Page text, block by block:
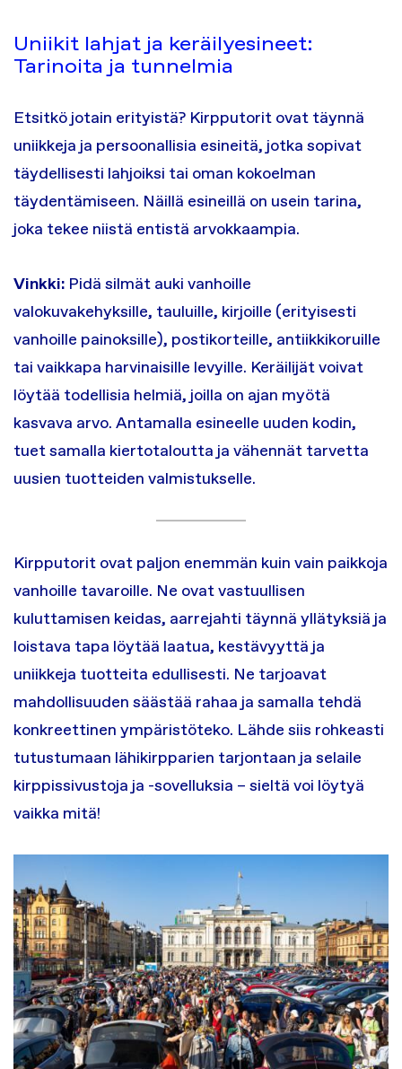
Uniikit lahjat ja keräilyesineet:
Tarinoita ja tunnelmia
Etsitkö jotain erityistä? Kirpputorit ovat täynnä
uniikkeja ja persoonallisia esineitä, jotka sopivat
täydellisesti lahjoiksi tai oman kokoelman
täydentämiseen. Näillä esineillä on usein tarina,
joka tekee niistä entistä arvokkaampia.
Vinkki: Pidä silmät auki vanhoille
valokuvakehyksille, tauluille, kirjoille (erityisesti
vanhoille painoksille), postikorteille, antiikkikoruille
tai vaikkapa harvinaisille levyille. Keräilijät voivat
löytää todellisia helmiä, joilla on ajan myötä
kasvava arvo. Antamalla esineelle uuden kodin,
tuet samalla kiertotaloutta ja vähennät tarvetta
uusien tuotteiden valmistukselle.
Kirpputorit ovat paljon enemmän kuin vain paikkoja
vanhoille tavaroille. Ne ovat vastuullisen
kuluttamisen keidas, aarrejahti täynnä yllätyksiä ja
loistava tapa löytää laatua, kestävyyttä ja
uniikkeja tuotteita edullisesti. Ne tarjoavat
mahdollisuuden säästää rahaa ja samalla tehdä
konkreettinen ympäristöteko. Lähde siis rohkeasti
tutustumaan lähikirpparien tarjontaan ja selaile
kirppissivustoja ja -sovelluksia – sieltä voi löytyä
vaikka mitä!